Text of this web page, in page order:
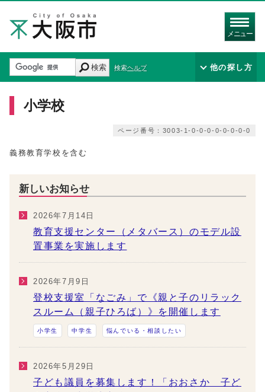
メニュー
検索 検索ヘルプ 他の探し方
小学校
ページ番号：3003-1-0-0-0-0-0-0-0-0
義務教育学校を含む
新しいお知らせ
2026年7月14日
教育支援センター（メタバース）のモデル設
置事業を実施します
2026年7月9日
登校支援室「なごみ」で《親と子のリラック
スルーム（親子ひろば）》を開催します
小学生 中学生 悩んでいる・相談したい
2026年5月29日
子ども議員を募集します！「おおさか 子ど